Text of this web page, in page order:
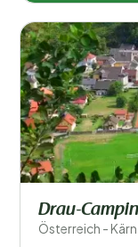
Drau-
Österreich -